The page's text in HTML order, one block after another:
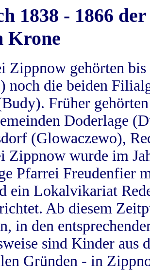
1838 - 1866
Krone
Zippnow gehörten
noch die beiden
Früher
Doderlage
(Glowaczewo),
Zippnow wurde im
Pfarrei Freudenfier
ein Lokalvikariat
Ab diesem
in den
sind Kinder aus
Gründen - in